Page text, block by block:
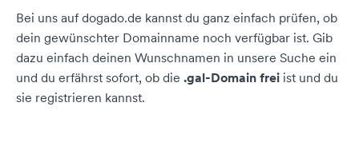
Bei uns auf dogado.de kannst du ganz einfach prüfen, ob
dein gewünschter Domainname noch verfügbar ist. Gib
dazu einfach deinen Wunschnamen in unsere Suche ein
und du erfährst sofort, ob die .gal-Domain frei ist und du
sie registrieren kannst.